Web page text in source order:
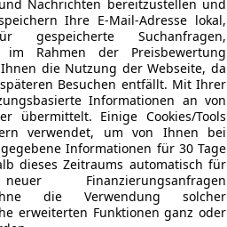
Nachrichten bereitzustellen und
Ihre E-Mail-Adresse lokal,
Suchanfragen,
im Rahmen der Preisbewertung
die Nutzung der Webseite, da
Besuchen entfällt. Mit Ihrer
Informationen an von
übermittelt. Einige Cookies/Tools
verwendet, um von Ihnen bei
Informationen für 30 Tage
dieses Zeitraums automatisch für
Finanzierungsanfragen
die Verwendung solcher
erweiterten Funktionen ganz oder